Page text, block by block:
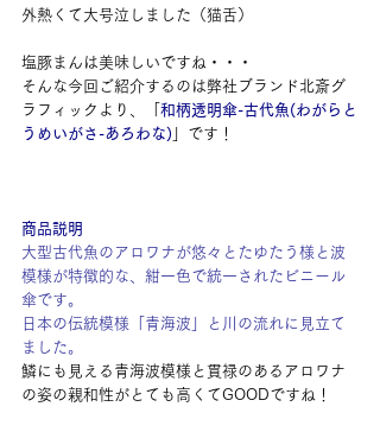
外熱くて大号泣しました（猫舌）
塩豚まんは美味しいですね・・・
そんな今回ご紹介するのは弊社ブランド北斎グ
ラフィックより、「 和柄透明傘-古代魚(わがらと
うめいがさ-あろわな) 」です！
商品説明
大型古代魚のアロワナが悠々とたゆたう様と波
模様が特徴的な、紺一色で統一されたビニール
傘です。
日本の伝統模様「青海波」と川の流れに見立て
ました。
鱗にも見える青海波模様と貫禄のあるアロワナ
の姿の親和性がとても高くてGOODですね！